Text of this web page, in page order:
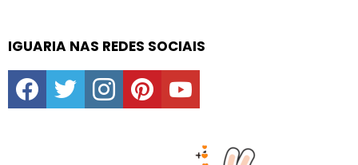
IGUARIA NAS REDES SOCIAIS
facebooktwitter instagrampinterestyoutube